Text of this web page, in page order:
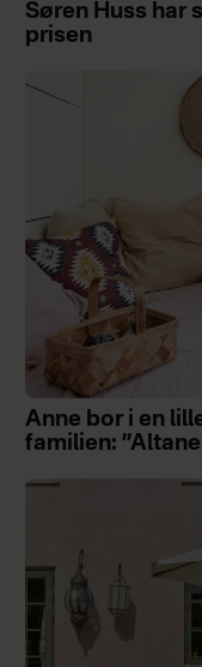
Søren Huss har
prisen
Anne bor i en
familien: